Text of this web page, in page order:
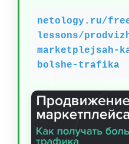
netology.ru/
lessons/
marketplejsah-
bolshe-trafika